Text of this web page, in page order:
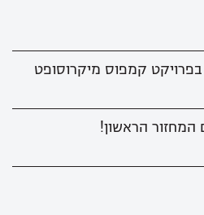
קמפוס מיקרוסופט
הראשון!